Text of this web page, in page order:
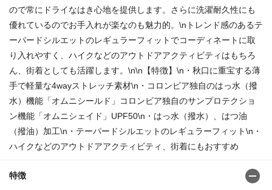
ので常にドライなはき心地を提供します。さらに洗濯耐久性にも
優れているのでお手入れが楽なのも魅力的。\nトレンド感のあるテ
ーパードシルエットのレギュラーフィットでコーディネートに取
り入れやすく、ハイクなどのアウトドアアクティビティはもちろ
ん、街着としても活躍します。\n\n【特徴】\n・秋口に重宝する薄
手で軽量な4wayストレッチ素材\n・コロンビア独自のはっ水（撥
水）機能「オムニシールド」コロンビア独自のサンプロテクショ
ン機能「オムニシェイド」UPF50\n・はっ水（撥水）、はつ油
（撥油）加工\n・テーパードシルエットのレギュラーフィット\n・
ハイクなどのアウトドアアクティビティ、街着にもおすすめ
特徴